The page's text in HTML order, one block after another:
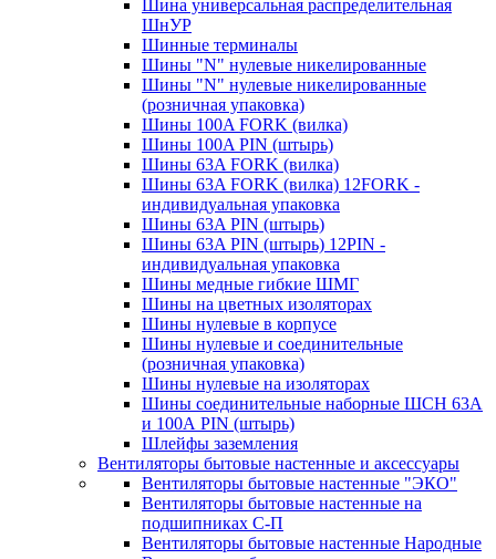
Шина универсальная распределительная
ШнУР
Шинные терминалы
Шины "N" нулевые никелированные
Шины "N" нулевые никелированные
(розничная упаковка)
Шины 100A FORK (вилка)
Шины 100A PIN (штырь)
Шины 63A FORK (вилка)
Шины 63A FORK (вилка) 12FORK -
индивидуальная упаковка
Шины 63A PIN (штырь)
Шины 63A PIN (штырь) 12PIN -
индивидуальная упаковка
Шины медные гибкие ШМГ
Шины на цветных изоляторах
Шины нулевые в корпусе
Шины нулевые и соединительные
(розничная упаковка)
Шины нулевые на изоляторах
Шины соединительные наборные ШСН 63A
и 100А PIN (штырь)
Шлейфы заземления
Вентиляторы бытовые настенные и аксессуары
Вентиляторы бытовые настенные "ЭКО"
Вентиляторы бытовые настенные на
подшипниках С-П
Вентиляторы бытовые настенные Народные